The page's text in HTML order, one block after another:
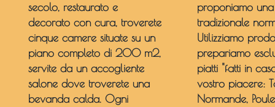
secolo, restaurato e
decorato con cura, troverete
cinque camere situate su un
piano completo di 200 m2,
servite da un accogliente
salone dove troverete una
bevanda calda. Ogni
proponiamo
tradizionale
Utilizziamo
prepariamo
piatti "fatti in
vostro piacere:
Normande,